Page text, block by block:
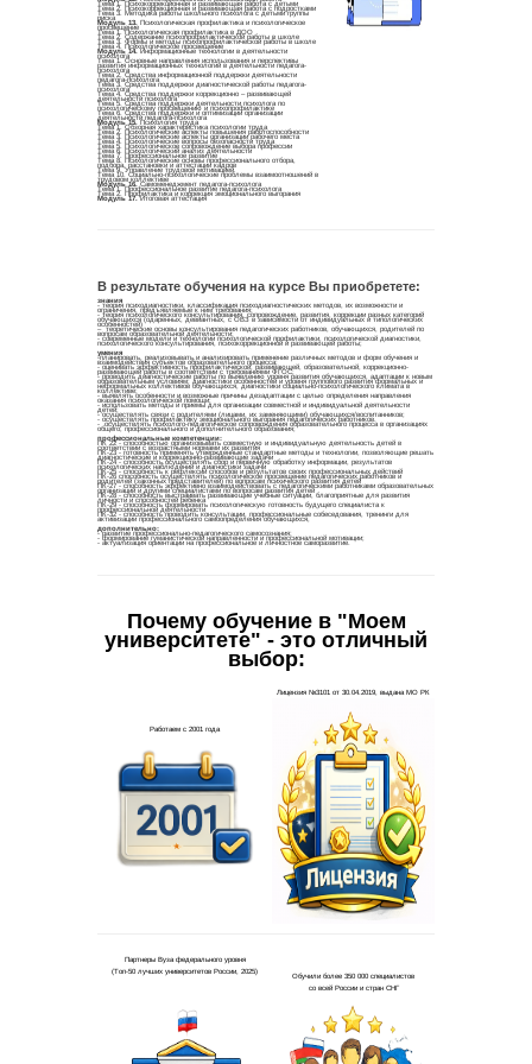
Почему обучение в "Моем
университете" - это отличный
выбор: